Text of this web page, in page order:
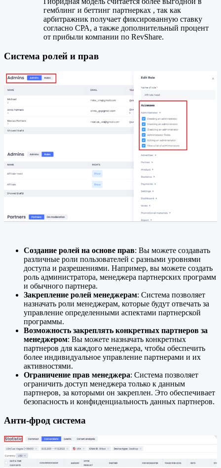
гемблинг и беттинг партнерках , так как
арбитражник получает фиксированную ставку
согласно СРА, а также дополнительный процент
от прибыли компании по RevShare.
Система ролей и прав
Создание ролей на основе прав: Вы можете создавать
различные роли пользователей с разными уровнями
доступа и разрешениями. Например, вы можете создать
роль администратора, менеджера партнерских программ
и обычного партнера.
Закрепление ролей менеджерам: Система позволяет
назначать роли менеджерам, которые будут отвечать за
управление определенными аспектами партнерской
программы.
Возможность закреплять конкретных партнеров за
менеджером: Вы можете назначать конкретных
партнеров для каждого менеджера, чтобы обеспечить
более индивидуальное управление партнерами и их
активностями.
Ограничение прав менеджера: Система позволяет
ограничить доступ менеджера только к данным
партнеров, за которыми он закреплен. Это обеспечивает
безопасность и конфиденциальность данных партнеров.
Анти-фрод система